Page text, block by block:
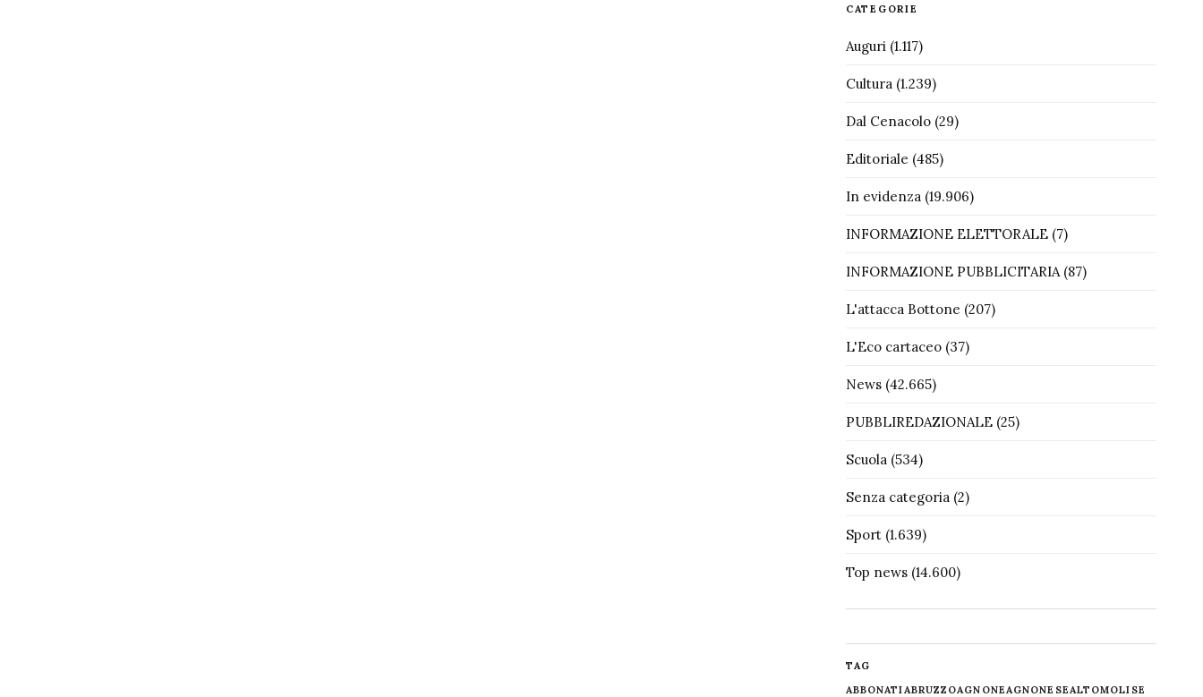
CATEGORIE
Auguri(1.117)
Cultura(1.239)
Dal Cenacolo(29)
Editoriale (485)
In evidenza(19.906)
INFORMAZIONE ELETTORALE(7)
INFORMAZIONE PUBBLICITARIA(87)
L'attacca Bottone (207)
L'Eco cartaceo(37)
News(42.665)
PUBBLIREDAZIONALE(25)
Scuola(534)
Senza categoria(2)
Sport(1.639)
Top news(14.600)
TAG
ABBONATIABRUZZOAGNONEAGNONESEALTOMOLISE